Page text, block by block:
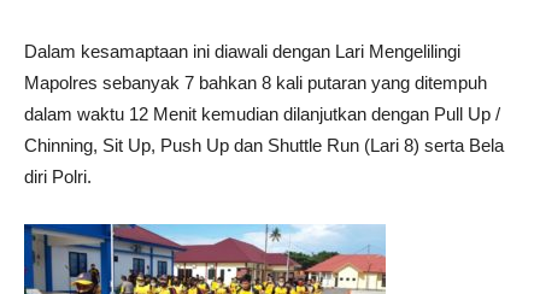
Dalam kesamaptaan ini diawali dengan Lari Mengelilingi
Mapolres sebanyak 7 bahkan 8 kali putaran yang ditempuh
dalam waktu 12 Menit kemudian dilanjutkan dengan Pull Up /
Chinning, Sit Up, Push Up dan Shuttle Run (Lari 8) serta Bela
diri Polri.